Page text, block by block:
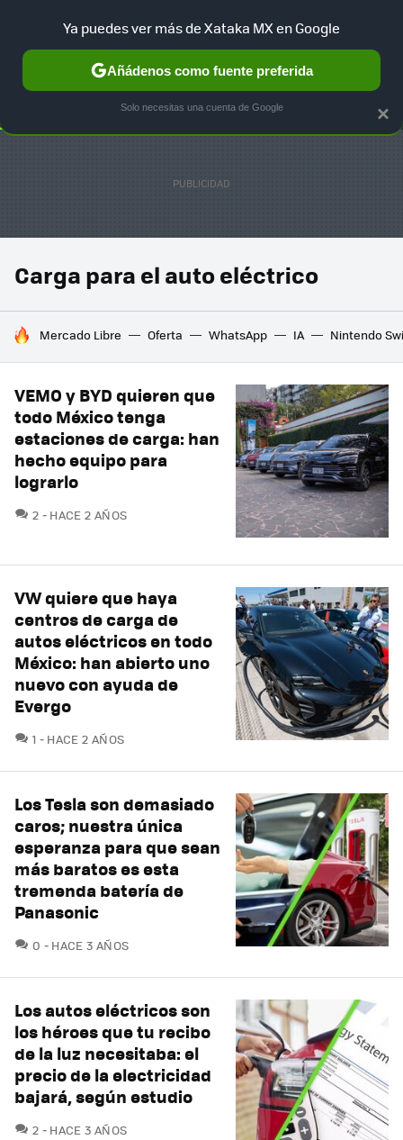
SELECCIÓN GAMING HOME AUTO TERRITORIO
Carga para el auto eléctrico
HOY SE HABLA DE
Mercado Libre Oferta WhatsApp IA Nintendo
VEMO y BYD quieren que
todo México tenga
estaciones de carga: han
hecho equipo para
lograrlo
2 COMENTARIOS
HACE 2 AÑOS
VW quiere que haya
centros de carga de
autos eléctricos en todo
México: han abierto uno
nuevo con ayuda de
Evergo
1 COMENTARIOS
HACE 2 AÑOS
Los Tesla son demasiado
caros; nuestra única
esperanza para que sean
más baratos es esta
tremenda batería de
Panasonic
0 COMENTARIOS
HACE 3 AÑOS
Los autos eléctricos son
los héroes que tu recibo
de la luz necesitaba: el
precio de la electricidad
bajará, según estudio
2 COMENTARIOS
HACE 3 AÑOS
×
Ya puedes ver más de Xataka MX en Google
Añádenos como fuente preferida
Solo necesitas una cuenta de Google